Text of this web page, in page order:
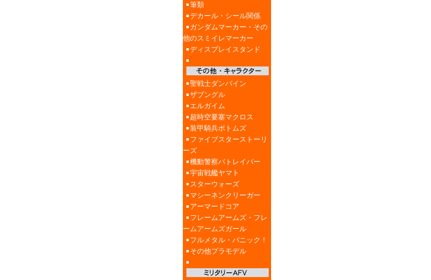
筆類
デカール・シール関係
ガンダムマーカー・その
他のスミイレマーカー
ディスプレイスタンド
聖戦士ダンバイン
ザブングル
エルガイム
超時空要塞マクロス
装甲騎兵ボトムズ
ファイブスターストーリ
ーズ
機動警察パトレイバー
宇宙戦艦ヤマト
スターウォーズ
マシーネンクリーガー
アーマードコア
フレームアームズ・フレ
ームアームズガール
フルメタル・パニック！
その他プラモデル